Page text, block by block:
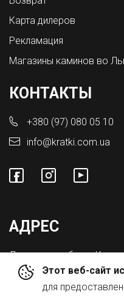
Этот веб-сайт
для
Карта дилеров
Рекламация
Магазины каминов во
КОНТАКТЫ
+380 (97) 080 05 10
info@kratki.com.ua
АДРЕС
Львовская обл., с.
ул. Городоцкая 8а